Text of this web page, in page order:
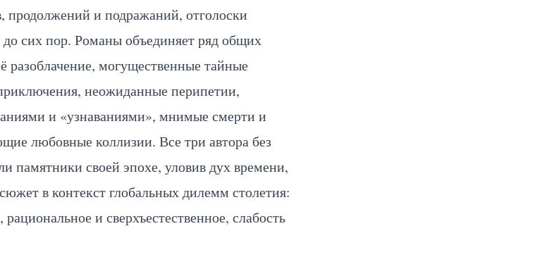
продолжений и подражаний, отголоски
до сих пор. Романы объединяет ряд общих
разоблачение, могущественные тайные
неожиданные перипетии,
и «узнаваниями», мнимые смерти и
любовные коллизии. Все три автора без
памятники своей эпохе, уловив дух времени,
в контекст глобальных дилемм столетия:
рациональное и сверхъестественное, слабость